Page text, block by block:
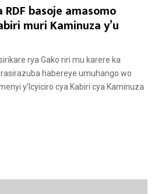
RDF basoje amasomo
muri Kaminuza y’u
rya Gako riri mu karere ka
habereye umuhango wo
y’Icyiciro cya Kabiri cya Kaminuza